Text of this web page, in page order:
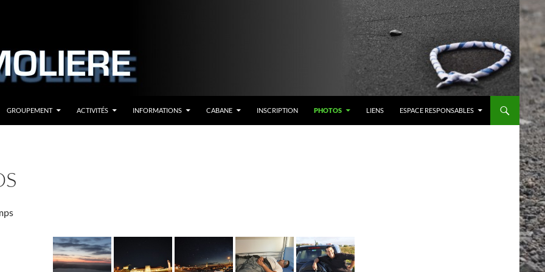
GROUPEMENT ACTIVITÉS INFORMATIONS CABANE INSCRIPTION PHOTOS LIENS ESPACE RESPONSABLES